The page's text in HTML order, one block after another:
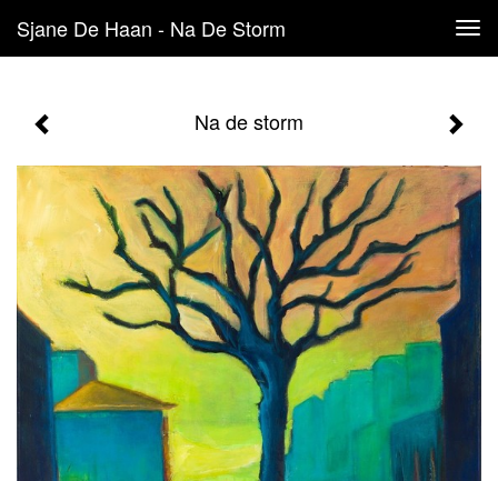
Sjane De Haan - Na De Storm
Na de storm